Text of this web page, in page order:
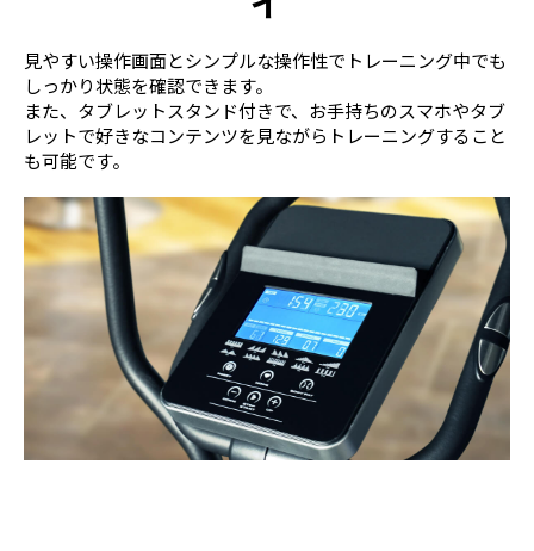
見やすい操作画面とシンプルな操作性でトレーニング中でも
しっかり状態を確認できます。
また、タブレットスタンド付きで、お手持ちのスマホやタブ
レットで好きなコンテンツを見ながらトレーニングすること
も可能です。